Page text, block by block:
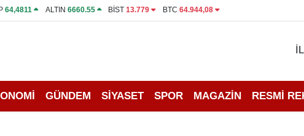
64,4811 ALTIN 6660.55 BİST13.779 BTC 64.944,08
GÜNDEM SİYASET SPOR MAGAZİN RESMİ